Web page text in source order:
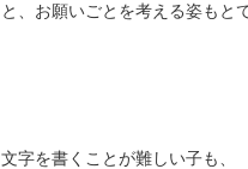
と、お願いごとを考える姿もと
文字を書くことが難しい子も、